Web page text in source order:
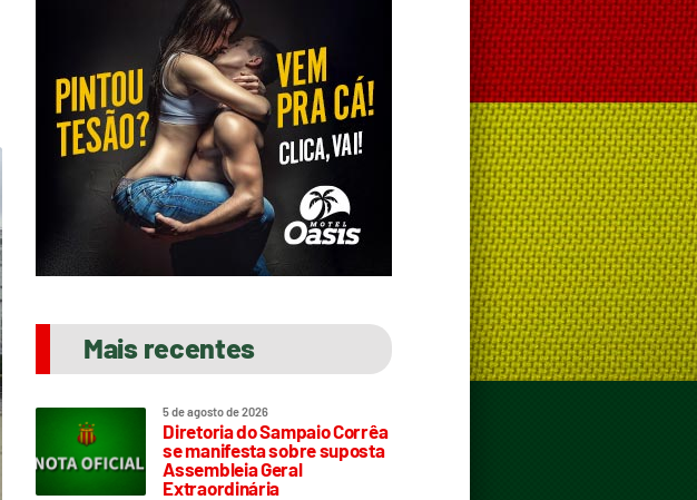
Mais recentes
5 de agosto de 2026
Diretoria do Sampaio Corrêa
se manifesta sobre suposta
Assembleia Geral
Extraordinária